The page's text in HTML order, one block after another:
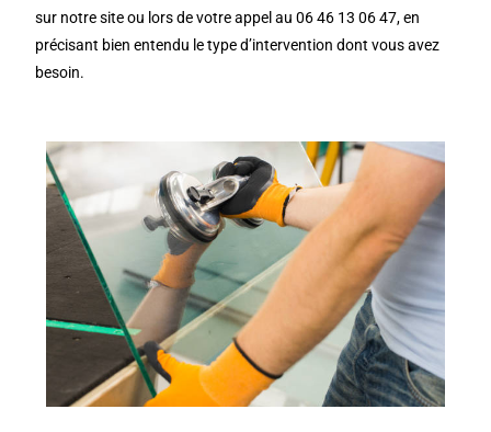
sur notre site ou lors de votre appel au 06 46 13 06 47, en
précisant bien entendu le type d’intervention dont vous avez
besoin.